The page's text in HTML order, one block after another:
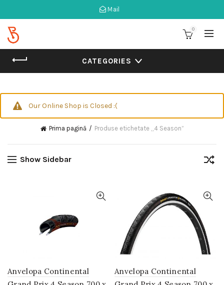
Mail
0
CATEGORIES
Our Online Shop is Closed :(
Prima pagină Produse etichetate „4 Season”
Show Sidebar
Anvelopa Continental
Anvelopa Continental